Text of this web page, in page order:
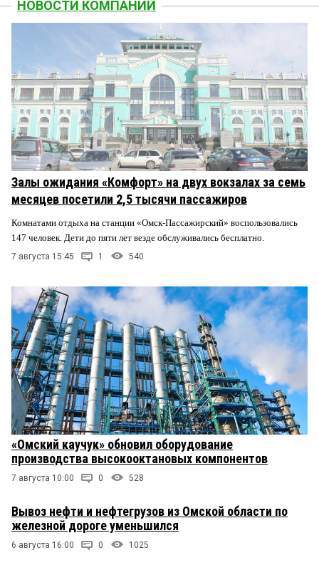
НОВОСТИ КОМПАНИЙ
Залы ожидания «Комфорт» на двух вокзалах за семь
месяцев посетили 2,5 тысячи пассажиров
Комнатами отдыха на станции «Омск-Пассажирский» воспользовались
147 человек. Дети до пяти лет везде обслуживались бесплатно.
7 августа 15:45 1 540
«Омский каучук» обновил оборудование
производства высокооктановых компонентов
7 августа 10:00 0 528
Вывоз нефти и нефтегрузов из Омской области по
железной дороге уменьшился
6 августа 16:00 0 1025